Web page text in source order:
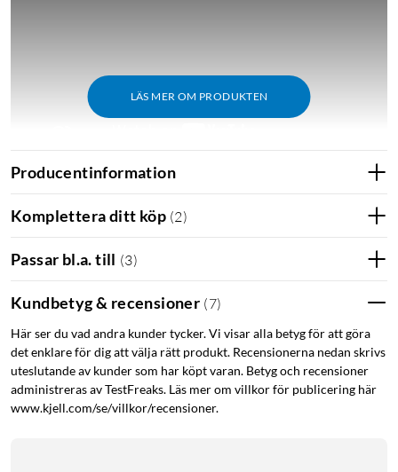
LÄS MER OM PRODUKTEN
Producentinformation
Komplettera ditt köp (2)
Passar bl.a. till (3)
Kundbetyg & recensioner (7)
Här ser du vad andra kunder tycker. Vi visar alla betyg för att göra
det enklare för dig att välja rätt produkt. Recensionerna nedan skrivs
uteslutande av kunder som har köpt varan. Betyg och recensioner
administreras av TestFreaks. Läs mer om villkor för publicering här
www.kjell.com/se/villkor/recensioner.